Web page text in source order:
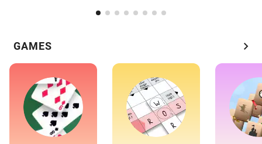
GAMES chevron_right